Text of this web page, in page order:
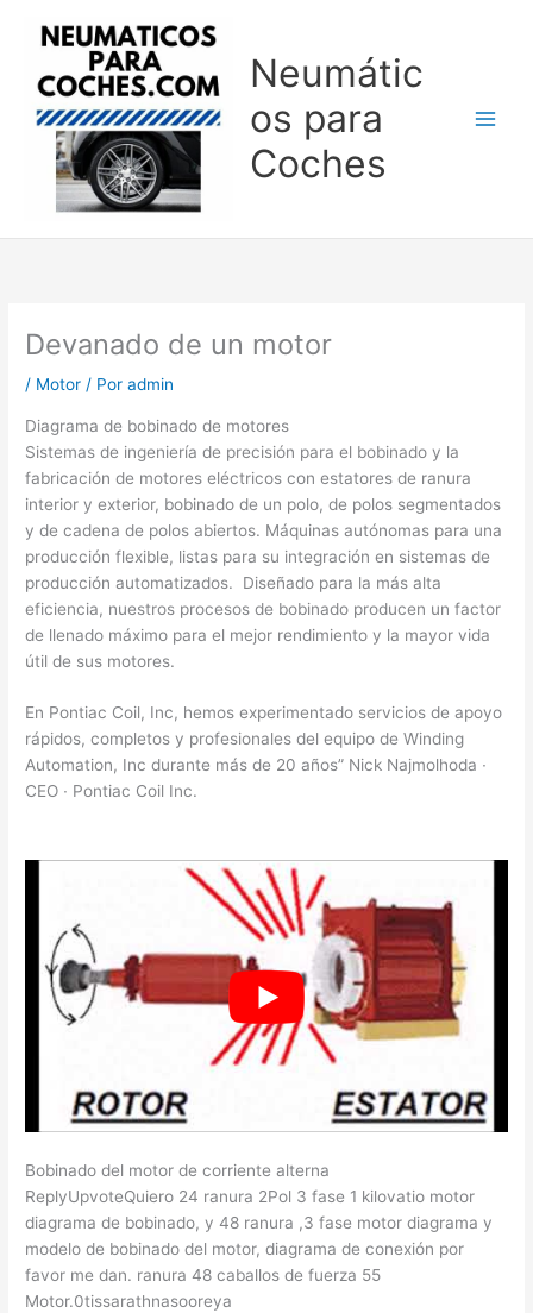
Neumátic
os para
Coches
Devanado de un motor
/ Motor / Poradmin
Diagrama de bobinado de motores
Sistemas de ingeniería de precisión para el bobinado y la
fabricación de motores eléctricos con estatores de ranura
interior y exterior, bobinado de un polo, de polos segmentados
y de cadena de polos abiertos. Máquinas autónomas para una
producción flexible, listas para su integración en sistemas de
producción automatizados. Diseñado para la más alta
eficiencia, nuestros procesos de bobinado producen un factor
de llenado máximo para el mejor rendimiento y la mayor vida
útil de sus motores.
En Pontiac Coil, Inc, hemos experimentado servicios de apoyo
rápidos, completos y profesionales del equipo de Winding
Automation, Inc durante más de 20 años” Nick Najmolhoda ∙
CEO ∙ Pontiac Coil Inc.
Bobinado del motor de corriente alterna
ReplyUpvoteQuiero 24 ranura 2Pol 3 fase 1 kilovatio motor
diagrama de bobinado, y 48 ranura ,3 fase motor diagrama y
modelo de bobinado del motor, diagrama de conexión por
favor me dan. ranura 48 caballos de fuerza 55
Motor.0tissarathnasooreya